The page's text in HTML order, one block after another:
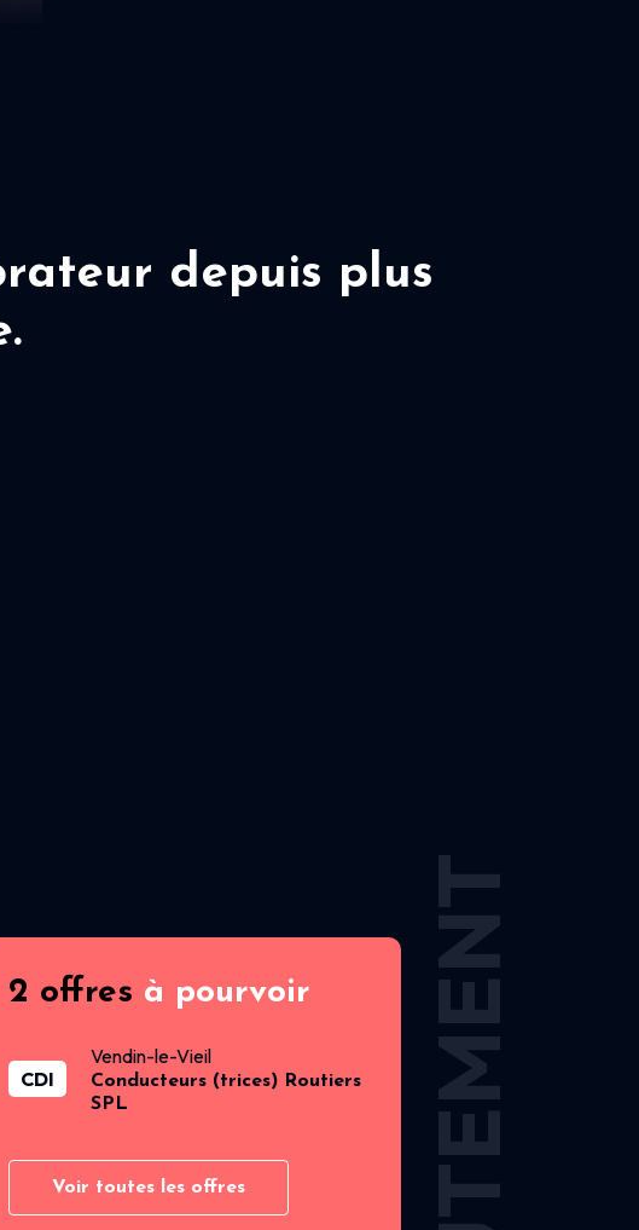
depuis plus
2 offres à pourvoir
CDI
Vendin-le-Vieil
Conducteurs (trices) Routiers
SPL
Voir toutes les offres